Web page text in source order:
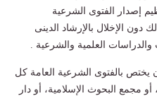
إصدار الفتوى الشرعية
دون الإخلال بالإرشاد الدينى
العلمية والشرعية .
يختص بالفتوى الشرعية العامة كل
مجمع البحوث الإسلامية، أو دار